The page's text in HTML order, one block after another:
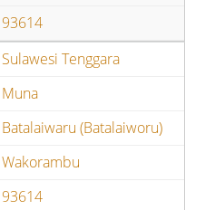
93614
Sulawesi Tenggara
Muna
Batalaiwaru (Batalaiworu)
Wakorambu
93614